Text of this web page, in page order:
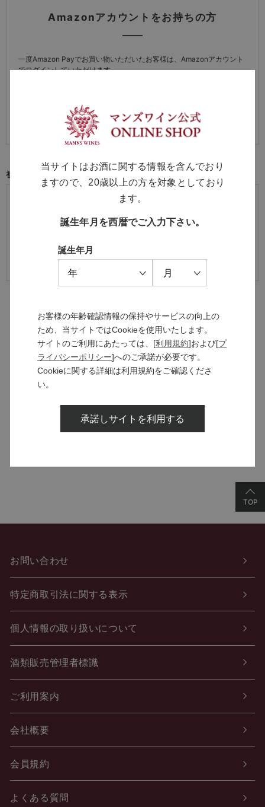
Amazonアカウントをお持ちの方
一度Amazon Payでお買い物いただいたお客様は、Amazonアカウント
でログインしていただけます。
初めてご利用の方・会員以外の方
初めてご利用のお客様は、こちらから会員登録を行ってくださ
メールアドレスとパスワードを登録しておくと便利にお買い物が
MANNS WINE
ブランドサイト
SOLARISシリーズ
特設サイト
お問い合わせ
特定商取引法に関する表示
個人情報の取り扱いについて
酒類販売管理者標識
ご利用案内
会社概要
会員規約
よくある質問
当サイトはお酒に関する情報を含んでおり
ますので、20歳以上の方を対象としており
ます。
誕生年月を西暦でご入力下さい。
誕生年月
お客様の年齢確認情報の保持やサービスの向上の
ため、当サイトではCookieを使用いたします。
サイトのご利用にあたっては、[利用規約]および[プ
ライバシーポリシー]へのご承諾が必要です。
Cookieに関する詳細は利用規約をご確認くださ
い。
承諾しサイトを利用する